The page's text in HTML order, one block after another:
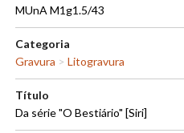
MUnA M1g1.5/43
Categoria
Gravura > Litogravura
Título
Da série "O Bestiário" [Siri]